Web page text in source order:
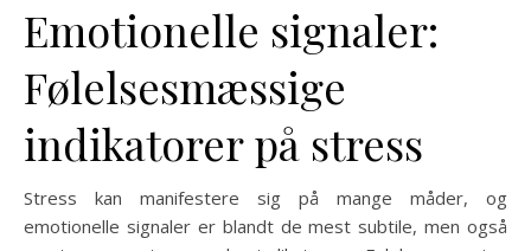
Emotionelle signaler:
Følelsesmæssige
indikatorer på stress
Stress kan manifestere sig på mange måder, og
emotionelle signaler er blandt de mest subtile, men også